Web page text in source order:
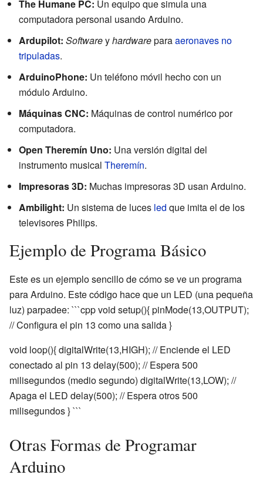
The Humane PC: Un equipo que simula una
computadora personal usando Arduino.
Ardupilot: Softwareyhardwareparaaeronaves no
tripuladas.
ArduinoPhone: Un teléfono móvil hecho con un
módulo Arduino.
Máquinas CNC: Máquinas de control numérico por
computadora.
Open Theremín Uno: Una versión digital del
instrumento musical Theremín.
Impresoras 3D: Muchas impresoras 3D usan Arduino.
Ambilight: Un sistema de luces led que imita el de los
televisores Philips.
Ejemplo de Programa Básico
Este es un ejemplo sencillo de cómo se ve un programa
para Arduino. Este código hace que un LED (una pequeña
luz) parpadee: ```cpp void setup(){ pinMode(13,OUTPUT);
// Configura el pin 13 como una salida }
void loop(){ digitalWrite(13,HIGH); // Enciende el LED
conectado al pin 13 delay(500); // Espera 500
milisegundos (medio segundo) digitalWrite(13,LOW); //
Apaga el LED delay(500); // Espera otros 500
milisegundos } ```
Otras Formas de Programar
Arduino